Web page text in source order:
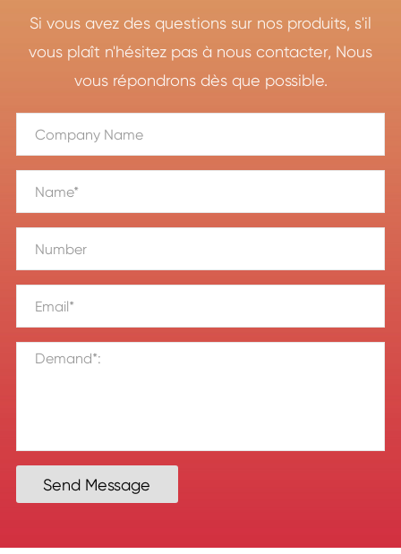
Si vous avez des questions sur nos produits, s'il
vous plaît n'hésitez pas à nous contacter, Nous
vous répondrons dès que possible.
Send Message